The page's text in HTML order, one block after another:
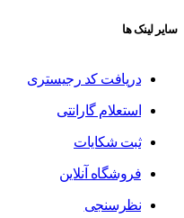
سایر لینک ها
دریافت کد رجیستری
استعلام گارانتی
ثبت شکایات
فروشگاه آنلاین
نظرسنجی